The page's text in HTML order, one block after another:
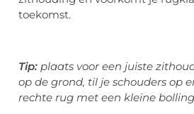
toekomst.
Tip: plaats voor een juiste
op de grond, til je schouders op
rechte rug met een kleine